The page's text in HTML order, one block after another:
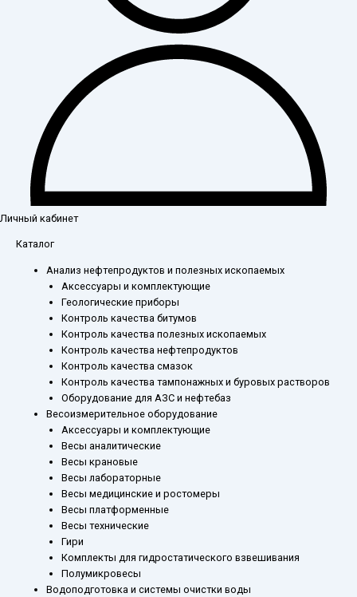
Личный кабинет
Каталог
Анализ нефтепродуктов и полезных ископаемых
Аксессуары и комплектующие
Геологические приборы
Контроль качества битумов
Контроль качества полезных ископаемых
Контроль качества нефтепродуктов
Контроль качества смазок
Контроль качества тампонажных и буровых растворов
Оборудование для АЗС и нефтебаз
Весоизмерительное оборудование
Аксессуары и комплектующие
Весы аналитические
Весы крановые
Весы лабораторные
Весы медицинские и ростомеры
Весы платформенные
Весы технические
Гири
Комплекты для гидростатического взвешивания
Полумикровесы
Водоподготовка и системы очистки воды